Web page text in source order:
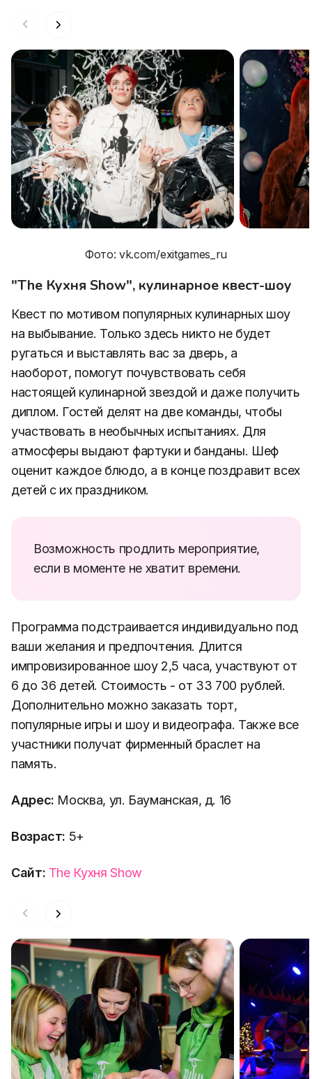
Фото: vk.com/exitgames_ru
"The Кухня Show", кулинарное квест-шоу
Квест по мотивом популярных кулинарных шоу
на выбывание. Только здесь никто не будет
ругаться и выставлять вас за дверь, а
наоборот, помогут почувствовать себя
настоящей кулинарной звездой и даже получить
диплом. Гостей делят на две команды, чтобы
участвовать в необычных испытаниях. Для
атмосферы выдают фартуки и банданы. Шеф
оценит каждое блюдо, а в конце поздравит всех
детей с их праздником.
Возможность продлить мероприятие,
если в моменте не хватит времени.
Программа подстраивается индивидуально под
ваши желания и предпочтения. Длится
импровизированное шоу 2,5 часа, участвуют от
6 до 36 детей. Стоимость - от 33 700 рублей.
Дополнительно можно заказать торт,
популярные игры и шоу и видеографа. Также все
участники получат фирменный браслет на
память.
Адрес: Москва, ул. Бауманская, д. 16
Возраст: 5+
Сайт: The Кухня Show